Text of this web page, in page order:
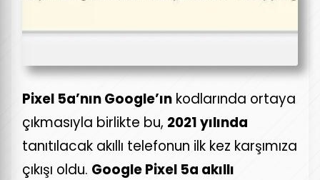
Pixel 5a’nın Google’ın kodlarında ortaya
çıkmasıyla birlikte bu, 2021 yılında
tanıtılacak akıllı telefonun ilk kez karşımıza
çıkışı oldu. Google Pixel 5a akıllı